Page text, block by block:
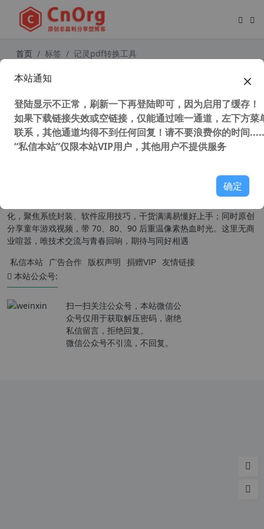
首页 标签 记灵pdf转换工具
PDF阅读器
35,205 次浏览 办公网络
化，聚焦系统封装、软件应用技巧，干货满满易懂好上手；同时原创
分享童年游戏视频，带 70、80、90 后重温像素热血时光。这里无商
业喧嚣，唯技术交流与青春回响，期待与同好相遇
私信本站 广告合作 版权声明 捐赠VIP 友情链接
本站公众号:
扫一扫关注公众号，本站微信公
众号仅用于获取解压密码，谢绝
私信留言，拒绝回复。
微信公众号不引流，不回复。
本站通知
登陆显示不正常，刷新一下再登陆即可，因为启用了缓存！
如果下载链接失效或空链接，仅能通过唯一通道，左下方菜
联系，其他通道均得不到任何回复！请不要浪费你的时间
“私信本站”仅限本站VIP用户，其他用户不提供服务
确定